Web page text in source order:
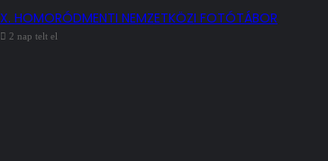
X. HOMORÓDMENTI NEMZETKÖZI FOTÓTÁBOR
2 nap telt el